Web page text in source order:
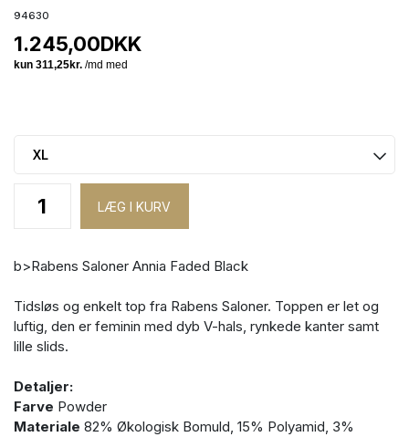
94630
1.245,00DKK
b>Rabens Saloner Annia Faded Black
Tidsløs og enkelt top fra Rabens Saloner. Toppen er let og
luftig, den er feminin med dyb V-hals, rynkede kanter samt
lille slids.
Detaljer:
Farve Powder
Materiale 82% Økologisk Bomuld, 15% Polyamid, 3%